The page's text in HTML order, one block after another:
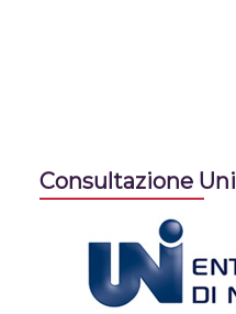
Consultazione Uni